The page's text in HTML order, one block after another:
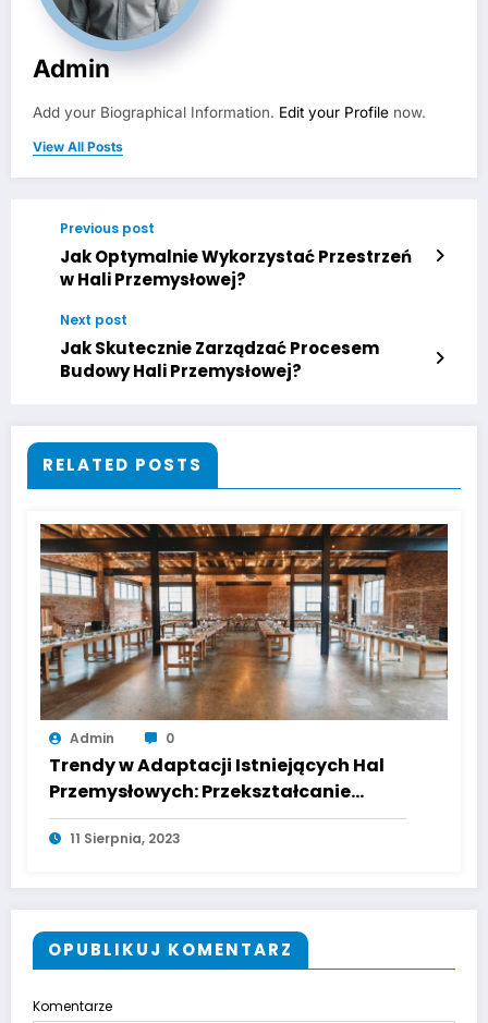
Admin
Add your Biographical Information. Edit your Profile now.
View All Posts
Previous post
Jak Optymalnie Wykorzystać Przestrzeń
w Hali Przemysłowej?
Next post
Jak Skutecznie Zarządzać Procesem
Budowy Hali Przemysłowej?
RELATED POSTS
Admin 0
Trendy w Adaptacji Istniejących Hal
Przemysłowych: Przekształcanie
Przestrzeni dla Nowych Celów
11 Sierpnia, 2023
OPUBLIKUJ KOMENTARZ
Komentarze